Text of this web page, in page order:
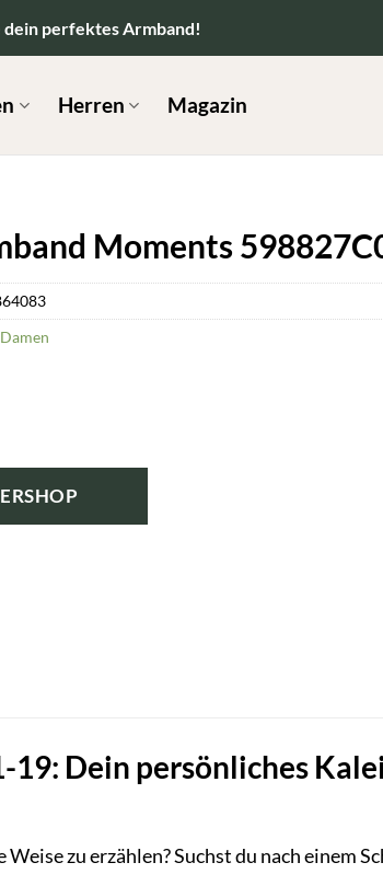
dein perfektes Armband!
Herren Magazin
Moments
Dein persönliches
zu erzählen? Suchst du nach einem